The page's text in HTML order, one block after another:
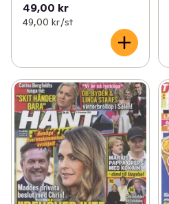
49,00 kr
49,00 kr /st